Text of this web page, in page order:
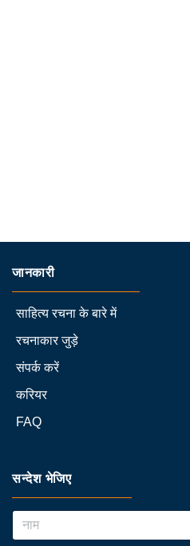
जानकारी
साहित्य रचना के बारे में
रचनाकार जुड़े
संपर्क करें
करियर
FAQ
सन्देश भेजिए